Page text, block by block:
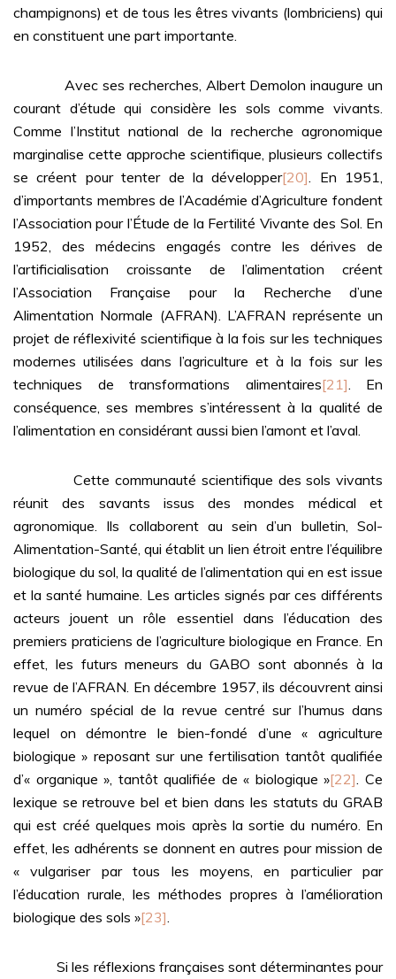
champignons) et de tous les êtres vivants (lombriciens) qui
en constituent une part importante.
Avec ses recherches, Albert Demolon inaugure un
courant d’étude qui considère les sols comme vivants.
Comme l’Institut national de la recherche agronomique
marginalise cette approche scientifique, plusieurs collectifs
se créent pour tenter de la développer[20]
. En 1951,
d’importants membres de l’Académie d’Agriculture fondent
l’Association pour l’Étude de la Fertilité Vivante des Sol. En
1952, des médecins engagés contre les dérives de
l’artificialisation croissante de l’alimentation créent
l’Association Française pour la Recherche d’une
Alimentation Normale (AFRAN). L’AFRAN représente un
projet de réflexivité scientifique à la fois sur les techniques
modernes utilisées dans l’agriculture et à la fois sur les
techniques de transformations alimentaires[21] . En
conséquence, ses membres s’intéressent à la qualité de
l’alimentation en considérant aussi bien l’amont et l’aval.
Cette communauté scientifique des sols vivants
réunit des savants issus des mondes médical et
agronomique. Ils collaborent au sein d’un bulletin, Sol-
Alimentation-Santé, qui établit un lien étroit entre l’équilibre
biologique du sol, la qualité de l’alimentation qui en est issue
et la santé humaine. Les articles signés par ces différents
acteurs jouent un rôle essentiel dans l’éducation des
premiers praticiens de l’agriculture biologique en France. En
effet, les futurs meneurs du GABO sont abonnés à la
revue de l’AFRAN. En décembre 1957, ils découvrent ainsi
un numéro spécial de la revue centré sur l’humus dans
lequel on démontre le bien-fondé d’une « agriculture
biologique » reposant sur une fertilisation tantôt qualifiée
d’« organique », tantôt qualifiée de « biologique »[22] . Ce
lexique se retrouve bel et bien dans les statuts du GRAB
qui est créé quelques mois après la sortie du numéro. En
effet, les adhérents se donnent en autres pour mission de
« vulgariser par tous les moyens, en particulier par
l’éducation rurale, les méthodes propres à l’amélioration
biologique des sols »[23]
Si les réflexions françaises sont déterminantes pour